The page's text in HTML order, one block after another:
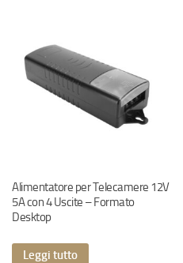
Alimentatore per Telecamere 12V
5A con 4 Uscite – Formato
Desktop
Leggi tutto